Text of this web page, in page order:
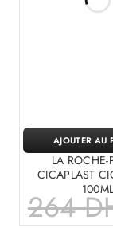
LA ROCHE-
CICAPLAST
264
AJOUTER AU